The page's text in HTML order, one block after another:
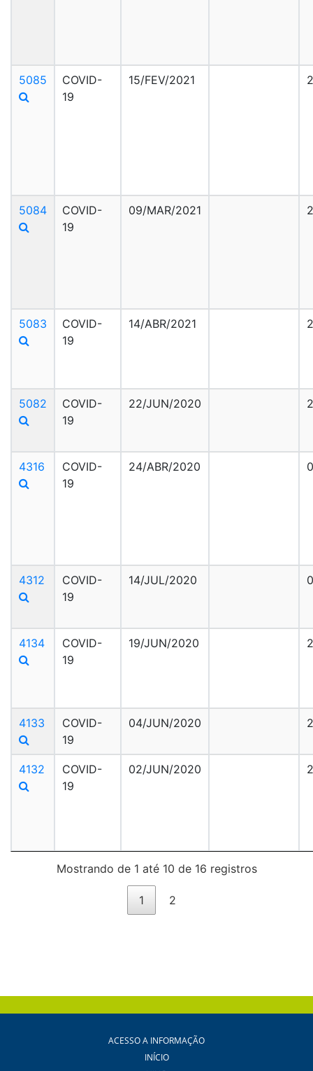
5085
COVID-
19
15/FEV/2021
5084
COVID-
19
09/MAR/2021
5083
COVID-
19
14/ABR/2021
5082
COVID-
19
22/JUN/2020
4316
COVID-
19
24/ABR/2020
4312
COVID-
19
14/JUL/2020
4134
COVID-
19
19/JUN/2020
4133
COVID-
19
04/JUN/2020
4132
COVID-
19
02/JUN/2020
Mostrando de 1 até 10 de 16 registros
1 2
ACESSO A INFORMAÇÃO
INÍCIO